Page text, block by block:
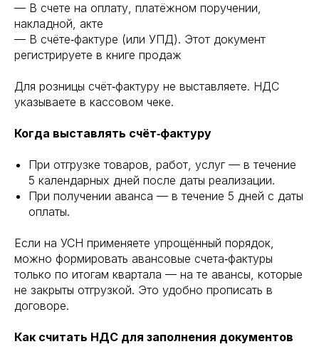
— В счете на оплату, платёжном поручении,
накладной, акте
— В счёте‑фактуре (или УПД). Этот документ
регистрируете в книге продаж
Для розницы счёт‑фактуру не выставляете. НДС
указываете в кассовом чеке.
Когда выставлять счёт‑фактуру
При отгрузке товаров, работ, услуг — в течение
5 календарных дней после даты реализации.
При получении аванса — в течение 5 дней с даты
оплаты.
Если на УСН применяете упрощённый порядок,
можно формировать авансовые счета‑фактуры
только по итогам квартала — на те авансы, которые
не закрыты отгрузкой. Это удобно прописать в
договоре.
Как считать НДС для заполнения документов